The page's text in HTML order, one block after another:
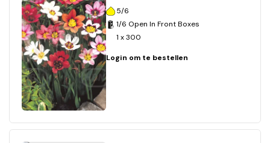
5/6
1/6 Open In Front Boxes
1 x 300
Login om te bestellen